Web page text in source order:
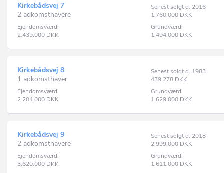
Kirkebådsvej 7
2 adkomsthavere
Senest solgt d. 2016
1.760.000 DKK
Ejendomsværdi
2.439.000 DKK
Grundværdi
1.494.000 DKK
Kirkebådsvej 8
1 adkomsthaver
Senest solgt d. 1983
439.278 DKK
Ejendomsværdi
2.204.000 DKK
Grundværdi
1.629.000 DKK
Kirkebådsvej 9
2 adkomsthavere
Senest solgt d. 2018
2.999.000 DKK
Ejendomsværdi
3.620.000 DKK
Grundværdi
1.611.000 DKK